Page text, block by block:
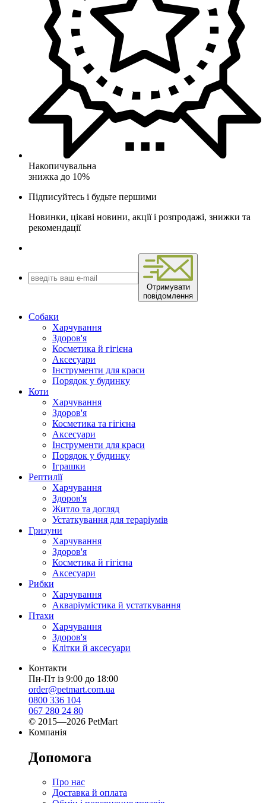
Накопичувальна
знижка до 10%
Підписуйтесь і будьте першими
Новинки, цікаві новини, акції і розпродажі, знижки та
рекомендації
Отримувати
повідомлення
Собаки
Харчування
Здоров'я
Косметика й гігієна
Аксесуари
Інструменти для краси
Порядок у будинку
Коти
Харчування
Здоров'я
Косметика та гігієна
Аксесуари
Інструменти для краси
Порядок у будинку
Іграшки
Рептилії
Харчування
Здоров'я
Житло та догляд
Устаткування для тераріумів
Гризуни
Харчування
Здоров'я
Косметика й гігієна
Аксесуари
Рибки
Харчування
Акваріумістика й устаткування
Птахи
Харчування
Здоров'я
Клітки й аксесуари
Контакти
Пн-Пт із 9:00 до 18:00
order@petmart.com.ua
0800 336 104
067 280 24 80
© 2015—2026 PetMart
Компанія
Допомога
Про нас
Доставка й оплата